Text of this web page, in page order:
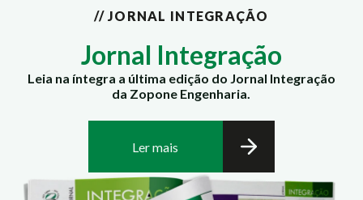
// JORNAL INTEGRAÇÃO
Jornal Integração
Leia na íntegra a última edição do Jornal Integração
da Zopone Engenharia.
Ler mais